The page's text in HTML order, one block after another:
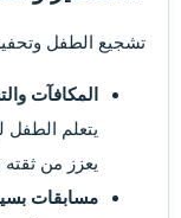
تشجيع الطفل
المكافآت
يتعلم الطفل
يعزز من
مسابقات